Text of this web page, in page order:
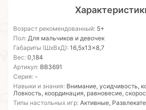
Возраст рекомендованный: 5+
Пол: Для мальчиков и девочек
Габариты (ШхВхД): 16,5x13x8,7
Вес: 0,184
Артикул: ВВ3691
Серия: -
Навыки и знания: Внимание, усидчивость,
Ловкость, координация, равновесие,
Типы настольных игр: Активные,